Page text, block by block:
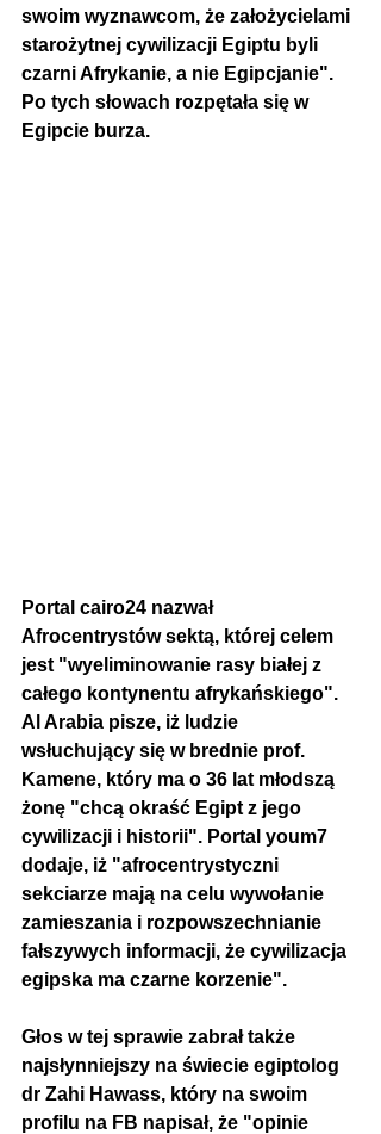
swoim wyznawcom, że założycielami
starożytnej cywilizacji Egiptu byli
czarni Afrykanie, a nie Egipcjanie".
Po tych słowach rozpętała się w
Egipcie burza.
Portal cairo24 nazwał
Afrocentrystów sektą, której celem
jest "wyeliminowanie rasy białej z
całego kontynentu afrykańskiego".
Al Arabia pisze, iż ludzie
wsłuchujący się w brednie prof.
Kamene, który ma o 36 lat młodszą
żonę "chcą okraść Egipt z jego
cywilizacji i historii". Portal youm7
dodaje, iż "afrocentrystyczni
sekciarze mają na celu wywołanie
zamieszania i rozpowszechnianie
fałszywych informacji, że cywilizacja
egipska ma czarne korzenie".
Głos w tej sprawie zabrał także
najsłynniejszy na świecie egiptolog
dr Zahi Hawass, który na swoim
profilu na FB napisał, że "opinie